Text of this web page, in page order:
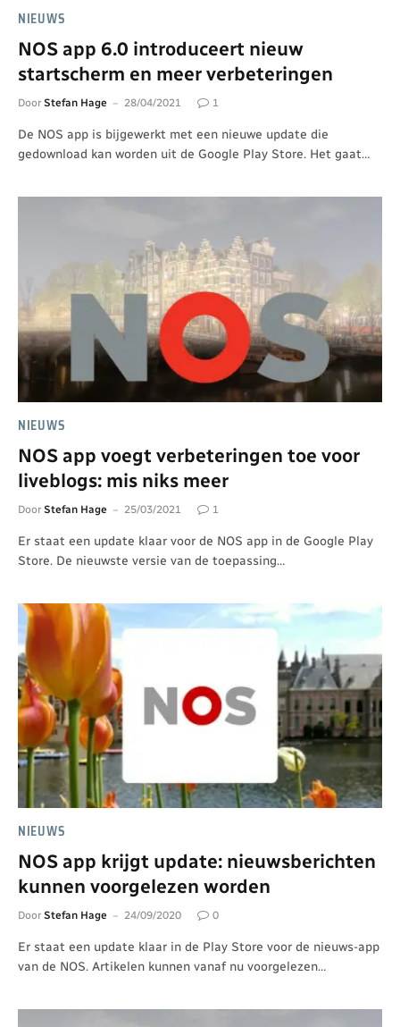
NIEUWS
NOS app 6.0 introduceert nieuw
startscherm en meer verbeteringen
Door Stefan Hage 28/04/2021 1
De NOS app is bijgewerkt met een nieuwe update die
gedownload kan worden uit de Google Play Store. Het gaat…
NIEUWS
NOS app voegt verbeteringen toe voor
liveblogs: mis niks meer
Door Stefan Hage 25/03/2021 1
Er staat een update klaar voor de NOS app in de Google Play
Store. De nieuwste versie van de toepassing…
NIEUWS
NOS app krijgt update: nieuwsberichten
kunnen voorgelezen worden
Door Stefan Hage 24/09/2020 0
Er staat een update klaar in de Play Store voor de nieuws-app
van de NOS. Artikelen kunnen vanaf nu voorgelezen…